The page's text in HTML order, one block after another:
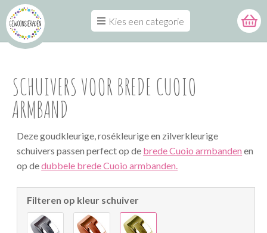
Kies een categorie
SCHUIVERS VOOR BREDE CUOIO
ARMBAND
Deze goudkleurige, rosékleurige en zilverkleurige
schuivers passen perfect op de brede Cuoio armbanden en
op dedubbele brede Cuoio armbanden.
Filteren op kleur schuiver